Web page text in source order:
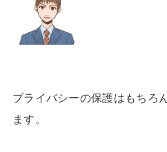
プライバシーの保護はもちろ
ます。